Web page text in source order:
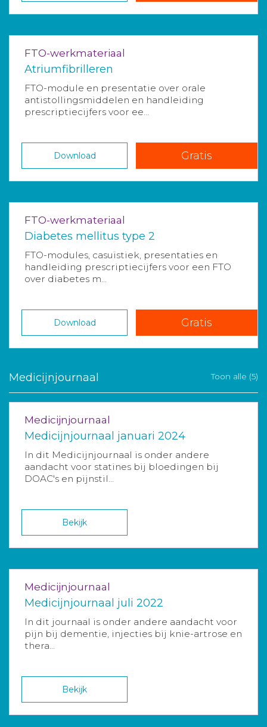
FTO-werkmateriaal
Atriumfibrilleren
FTO-module en presentatie over orale
antistollingsmiddelen en handleiding
prescriptiecijfers voor ee...
Download Gratis
FTO-werkmateriaal
Diabetes mellitus type 2
FTO-modules, casuïstiek, presentaties en
handleiding prescriptiecijfers voor een FTO
over diabetes m...
Download Gratis
Medicijnjournaal Toon alle (5)
Medicijnjournaal
Medicijnjournaal januari 2024
In dit Medicijnjournaal is onder andere
aandacht voor statines bij bloedingen bij
DOAC's en pijnstil...
Bekijk
Medicijnjournaal
Medicijnjournaal juli 2022
In dit journaal is onder andere aandacht voor
pijn bij dementie, injecties bij knie-artrose en
thera...
Bekijk